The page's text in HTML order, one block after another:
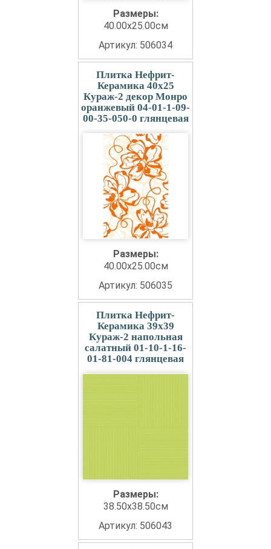
Размеры:
40.00x25.00см
Артикул: 506034
Плитка Нефрит-
Керамика 40x25
Кураж-2 декор Монро
оранжевый 04-01-1-09-
00-35-050-0 глянцевая
Размеры:
40.00x25.00см
Артикул: 506035
Плитка Нефрит-
Керамика 39x39
Кураж-2 напольная
салатный 01-10-1-16-
01-81-004 глянцевая
Размеры:
38.50x38.50см
Артикул: 506043